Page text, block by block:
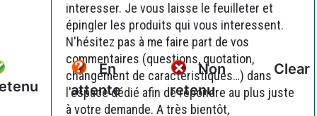
En
attente
Non
retenu
Clear
interesser. Je vous laisse le feuilleter et
épingler les produits qui vous interessent.
N'hésitez pas à me faire part de vos
commentaires (questions, quotation,
changement de caractéristiques…) dans
l'espace dédié afin de répondre au plus juste
à votre demande. A très bientôt,